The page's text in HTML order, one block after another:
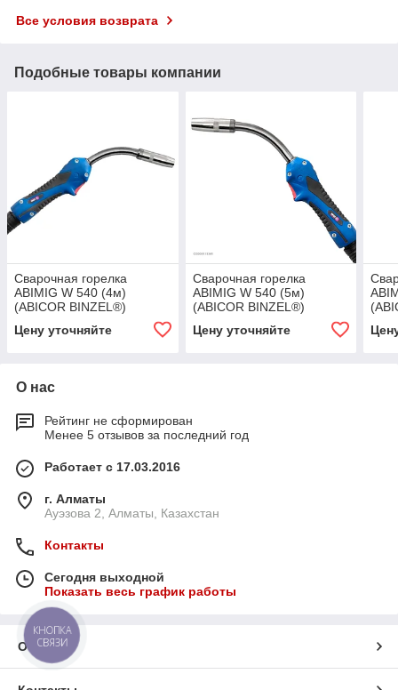
Все условия возврата
Подобные товары компании
Сварочная горелка
ABIMIG W 540 (4м)
(ABICOR BINZEL®)
Цену уточняйте
Сварочная горелка
ABIMIG W 540 (5м)
(ABICOR BINZEL®)
Цену уточняйте
О нас
Рейтинг не сформирован
Менее 5 отзывов за последний год
Работает с 17.03.2016
г. Алматы
Ауэзова 2, Алматы, Казахстан
Контакты
Сегодня выходной
Показать весь график работы
О нас
КНОПКА
СВЯЗИ